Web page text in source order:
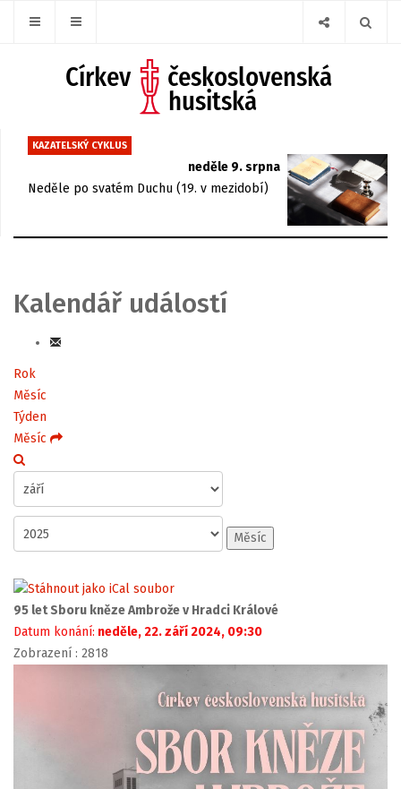
KAZATELSKÝ CYKLUS
neděle 9. srpna
Neděle po svatém Duchu (19. v mezidobí)
Kalendář událostí
Rok
Měsíc
Týden
Měsíc
Měsíc
95 let Sboru kněze Ambrože v Hradci Králové
Datum konání: neděle, 22. září 2024, 09:30
Zobrazení : 2818